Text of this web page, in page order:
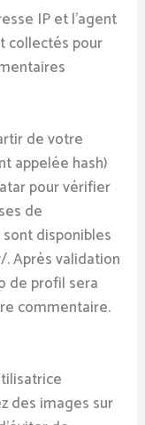
IP et l’agent
collectés pour
de votre
appelée hash)
pour vérifier
de
disponibles
Après validation
de profil sera
commentaire.
des images sur